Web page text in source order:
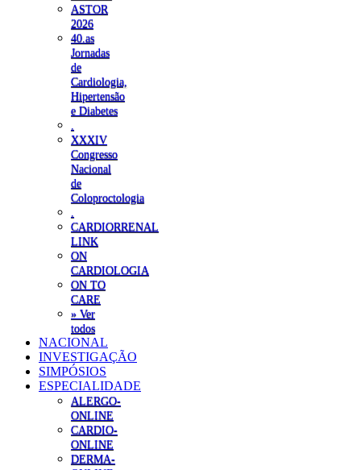
ASTOR
2026
40.as
Jornadas
de
Cardiologia,
Hipertensão
e Diabetes
XXXIV
Congresso
Nacional
de
Coloproctologia
CARDIORRENAL
LINK
ON
CARDIOLOGIA
ON TO
CARE
» Ver
todos
NACIONAL
INVESTIGAÇÃO
SIMPÓSIOS
ESPECIALIDADE
ALERGO-
ONLINE
CARDIO-
ONLINE
DERMA-